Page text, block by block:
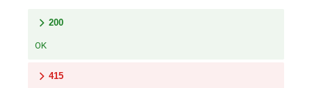
200
OK
415